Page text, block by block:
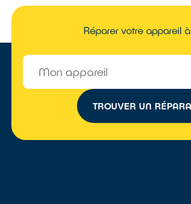
Réparer votre appareil
TROUVER UN